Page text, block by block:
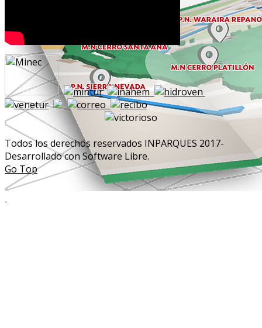
Todos los derechos reservados INPARQUES 2017-
Desarrollado con Software Libre.
Go Top